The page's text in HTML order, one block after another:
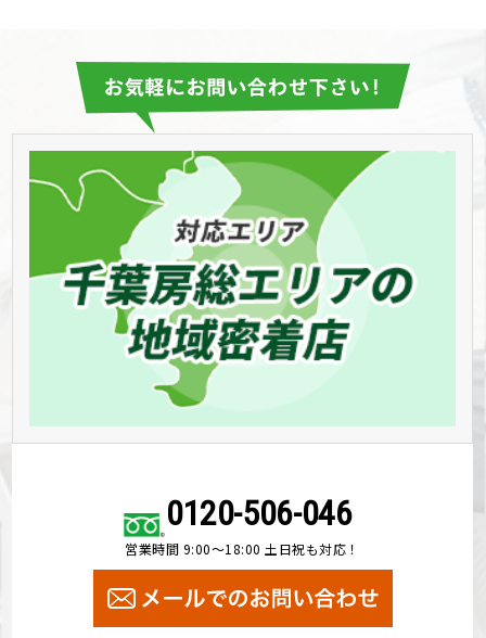
0120-506-046
営業時間 9:00～18:00 土日祝も対応！